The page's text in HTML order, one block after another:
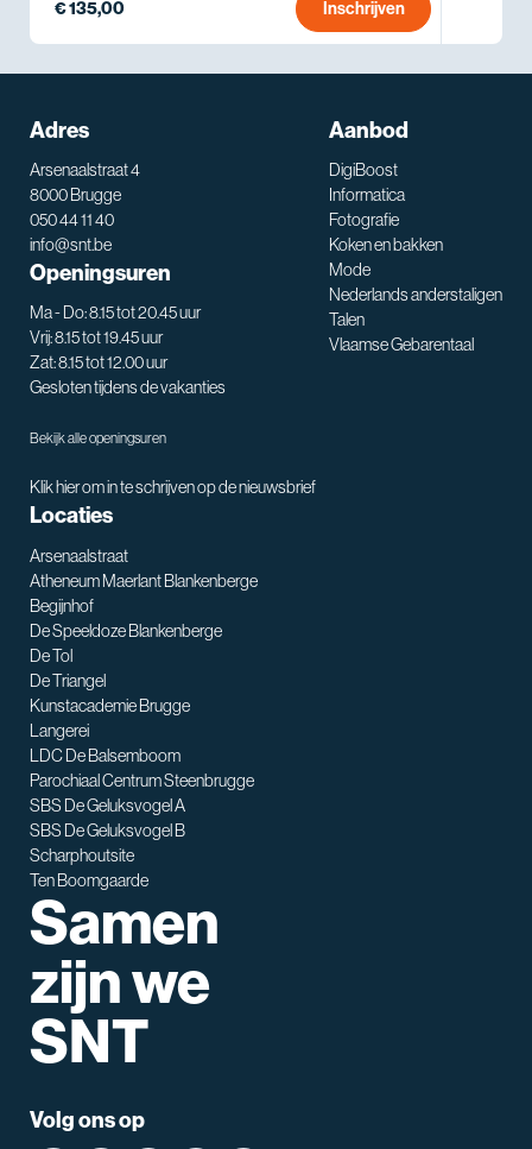
€ 135,00 Inschrijven
Adres
Arsenaalstraat 4
8000 Brugge
050 44 11 40
info@snt.be
Openingsuren
Ma - Do: 8.15 tot 20.45 uur
Vrij: 8.15 tot 19.45 uur
Zat: 8.15 tot 12.00 uur
Gesloten tijdens de vakanties
Bekijk alle openingsuren
Klik hier om in te schrijven op de nieuwsbrief
Aanbod
DigiBoost
Informatica
Fotografie
Koken en bakken
Mode
Nederlands anderstaligen
Talen
Vlaamse Gebarentaal
Locaties
Arsenaalstraat
Atheneum Maerlant Blankenberge
Begijnhof
De Speeldoze Blankenberge
De Tol
De Triangel
Kunstacademie Brugge
Langerei
LDC De Balsemboom
Parochiaal Centrum Steenbrugge
SBS De Geluksvogel A
SBS De Geluksvogel B
Scharphoutsite
Ten Boomgaarde
Samen
zijn we
SNT
Volg ons op
SNT assistent
Waarmee kan ik je helpen?